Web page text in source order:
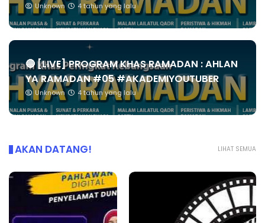
Unknown 4 tahun yang lalu
🔴 [LIVE] PROGRAM KHAS RAMADAN : AHLAN
YA RAMADAN #05 #AKADEMIYOUTUBER
Unknown 4 tahun yang lalu
LIHAT SEMUA
AKAN DATANG!